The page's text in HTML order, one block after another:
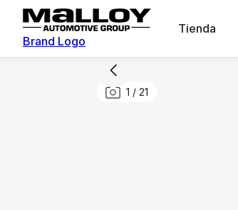
Brand Logo
Tienda
1 / 21